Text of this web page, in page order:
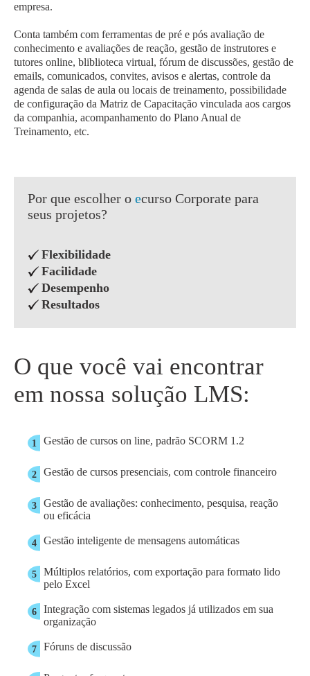
empresa.
Conta também com ferramentas de pré e pós avaliação de
conhecimento e avaliações de reação, gestão de instrutores e
tutores online, bliblioteca virtual, fórum de discussões, gestão de
emails, comunicados, convites, avisos e alertas, controle da
agenda de salas de aula ou locais de treinamento, possibilidade
de configuração da Matriz de Capacitação vinculada aos cargos
da companhia, acompanhamento do Plano Anual de
Treinamento, etc.
Por que escolher o ecurso Corporate para
seus projetos?
Flexibilidade
Facilidade
Desempenho
Resultados
O que você vai encontrar
em nossa solução LMS:
1 Gestão de cursos on line, padrão SCORM 1.2
2 Gestão de cursos presenciais, com controle financeiro
3
Gestão de avaliações: conhecimento, pesquisa, reação
ou eficácia
4 Gestão inteligente de mensagens automáticas
5
Múltiplos relatórios, com exportação para formato lido
pelo Excel
6
Integração com sistemas legados já utilizados em sua
organização
7 Fóruns de discussão